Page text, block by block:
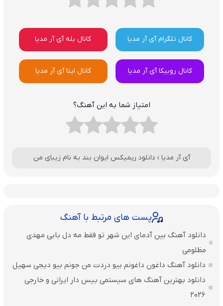
کانال تلگرام آی آر مدیا کانال بله آی آر مدیا
کانال روبیکا آی آر مدیا کانال ایتا آی آر مدیا
امتیاز شما به این آهنگ؟
آی آر مدیا › دانلود ریمیکس ایوان بند به نام زیبای من
پست های مرتبط با آهنگ
دانلود آهنگ بین آدمای این شهر تو فقط مه دل بابی مهدی
مظلومی
دانلود آهنگ داغون داغونم بیو دردت من جونم بیو دیجی سهیل
دانلود بهترین آهنگ های سیستمی بیس دار ایرانی و خارجی
2026